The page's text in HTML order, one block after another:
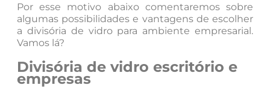
Por esse motivo abaixo comentaremos sobre
algumas possibilidades e vantagens de escolher
a divisória de vidro para ambiente empresarial.
Vamos lá?
Divisória de vidro escritório e
empresas